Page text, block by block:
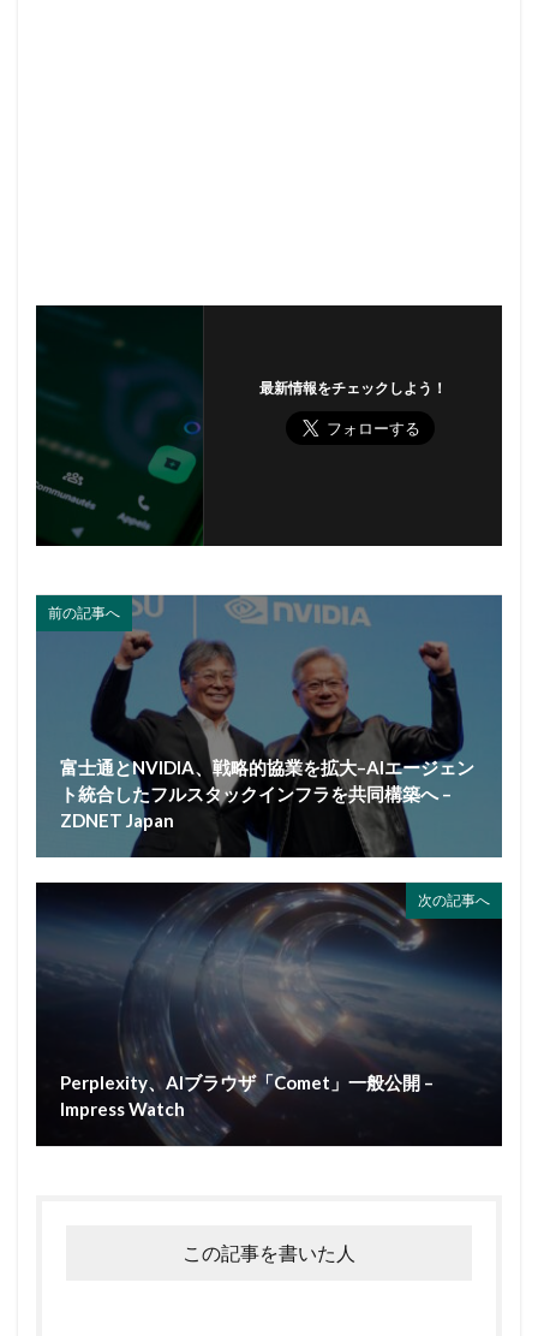
最新情報をチェックしよう！
前の記事へ
富士通とNVIDIA、戦略的協業を拡大–AIエージェン
ト統合したフルスタックインフラを共同構築へ –
ZDNET Japan
次の記事へ
Perplexity、AIブラウザ「Comet」一般公開 –
Impress Watch
この記事を書いた人